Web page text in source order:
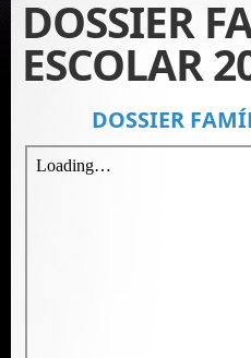
DOSSIER
ESCOLAR
DOSSIER